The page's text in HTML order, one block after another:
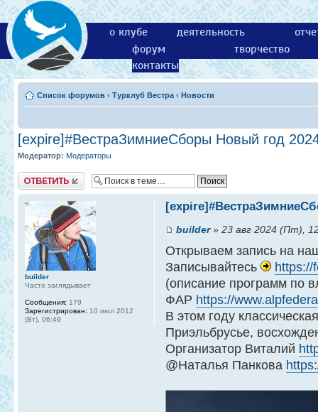
о клубе деятельность
форум
творчество
контакты
Список форумов ‹ Турклуб Вестра ‹ Новости
[expire]#ВестраЗимниеСборы Новый год
Модератор: Модераторы
Ответить
builder» 23 авг 2024 (Пт),
Открываем запись на
Записывайтесь
https://
(описание программ по
ФАР https://
В этом году
Приэльбрусье,
Организатор Виталий
@Наталья Панкова
builder
Часто заглядывает
Сообщения: 179
Зарегистрирован: 10 июл 2012
(Вт), 06:49